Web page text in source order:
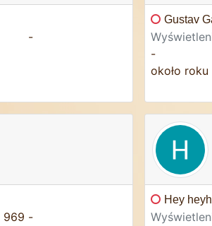
-
Gustav
-
około roku
969 -
Hey